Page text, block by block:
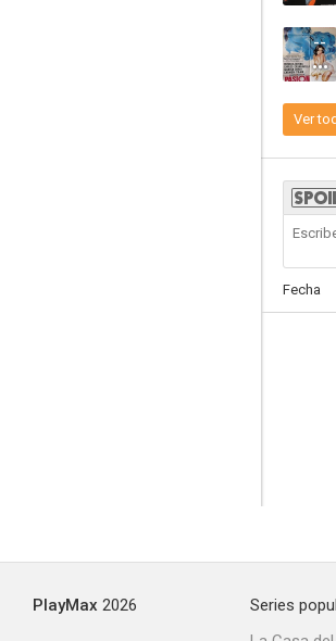
--
Ver
Fecha
PlayMax 2026
Series